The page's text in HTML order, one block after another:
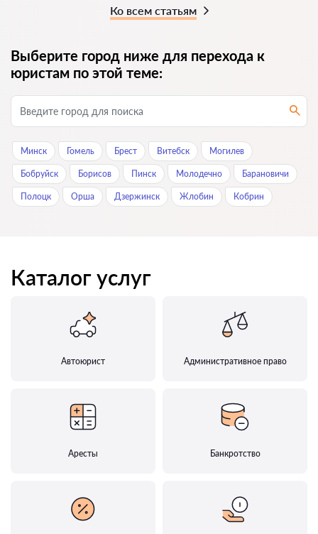
Ко всем статьям
Выберите город ниже для перехода к
юристам по этой теме:
Минск Гомель Брест Витебск Могилев
Бобруйск Борисов Пинск Молодечно Барановичи
Полоцк Орша Дзержинск Жлобин Кобрин
Каталог услуг
Автоюрист Административное право
Аресты Банкротство